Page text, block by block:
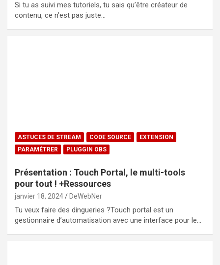
Si tu as suivi mes tutoriels, tu sais qu’être créateur de
contenu, ce n’est pas juste…
ASTUCES DE STREAM CODE SOURCE
EXTENSION
PARAMÉTRER
PLUGGIN OBS
Présentation : Touch Portal, le multi-tools
pour tout ! +Ressources
janvier 18, 2024 DeWebNer
Tu veux faire des dingueries ?Touch portal est un
gestionnaire d’automatisation avec une interface pour le…